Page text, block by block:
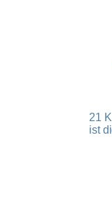
21
ist